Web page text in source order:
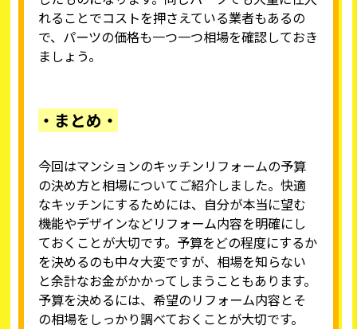
れることでコストを押さえている業者もあるの
で、パーツの価格も一つ一つ相場を確認しておき
ましょう。
・まとめ・
今回はマンションのキッチンリフォームの予算
の決め方と相場についてご紹介しました。快適
なキッチンにするためには、自分が本当に望む
機能やデザインなどリフォーム内容を明確にし
ておくことが大切です。予算をどの程度にするか
を決めるのも中々大変ですが、相場を知らない
と余計なお金がかかってしまうこともあります。
予算を決めるには、希望のリフォーム内容とそ
の相場をしっかり調べておくことが大切です。